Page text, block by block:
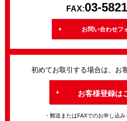
FAX:03-
お問い合わせフ
初めてお取引する場合は、お
お客様登録は
・郵送またはFAXでのお申し込み